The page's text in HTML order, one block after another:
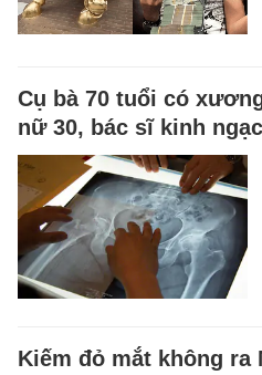
Cụ bà 70 tuổi có
nữ 30, bác sĩ kinh
Kiếm đỏ mắt không ra